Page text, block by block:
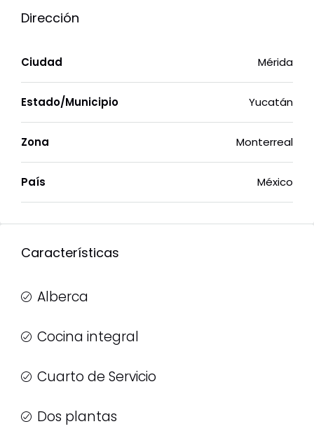
Dirección
Ciudad Mérida
Estado/Municipio Yucatán
Zona Monterreal
País México
Características
Alberca
Cocina integral
Cuarto de Servicio
Dos plantas